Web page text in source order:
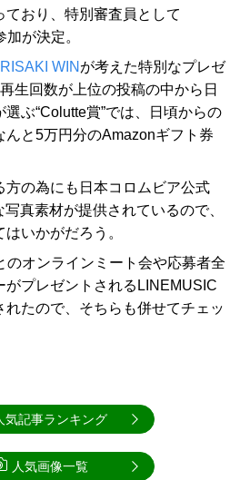
おり、特別審査員として
加が決定。
WIN が考えた特別なプレゼ
生回数が上位の投稿の中から日
ぶ“Colutte賞”では、日頃からの
と5万円分のAmazonギフト券
方の為にも日本コロムビア公式
真素材が提供されているので、
いかがだろう。
のオンラインミート会や応募者全
がプレゼントされるLINEMUSIC
たので、そちらも併せてチェッ
気記事ランキング
人気画像一覧